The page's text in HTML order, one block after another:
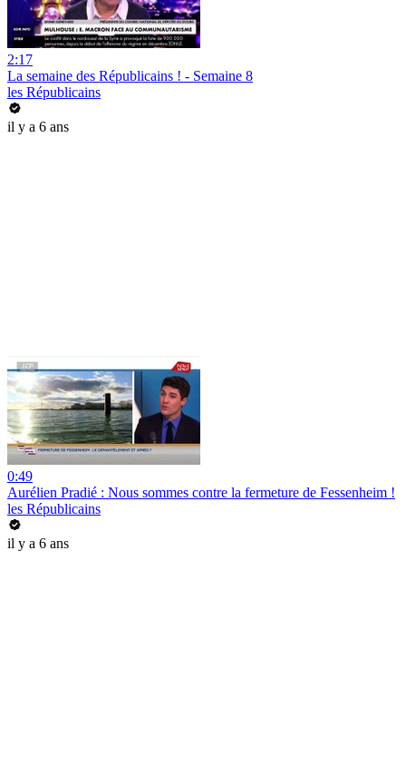
2:17
La semaine des Républicains ! - Semaine 8
les Républicains
il y a 6 ans
0:49
Aurélien Pradié : Nous sommes contre la fermeture de Fessenheim !
les Républicains
il y a 6 ans